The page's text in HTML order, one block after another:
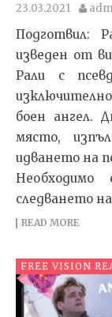
23.03.2021
Подготвил:
изведен от
Рали с
боен ангел.
място,
идването на
следването
READ MORE
FREE VISION